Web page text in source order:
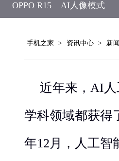
OPPO R15 AI人像模式
手机之家 > 资讯中心 > 新
近年来，AI
学科领域都获得
年12月，人工智